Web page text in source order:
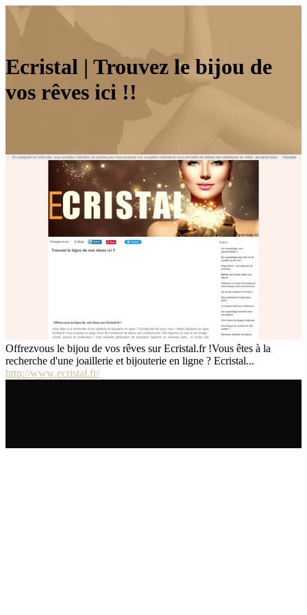
Ecristal | Trouvez le bijou de
vos rêves ici !!
Offrezvous le bijou de vos rêves sur Ecristal.fr !Vous êtes à la
recherche d'une joaillerie et bijouterie en ligne ? Ecristal...
http://www.ecristal.fr/